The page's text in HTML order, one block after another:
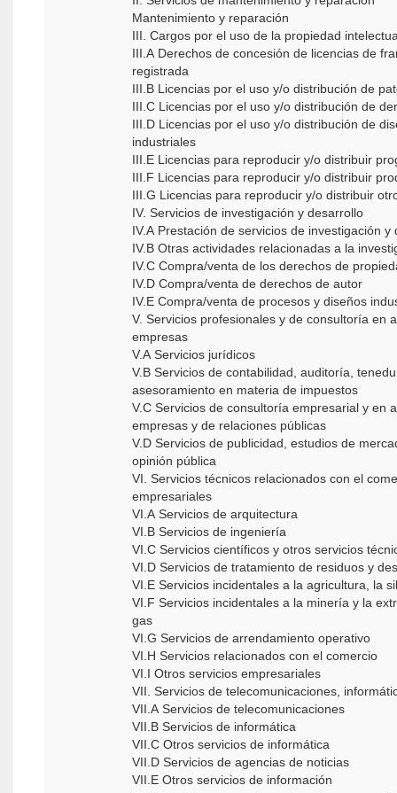
Mantenimiento y reparación
III. Cargos por el uso de la propiedad
III.A Derechos de concesión de licencias de
registrada
III.B Licencias por el uso y/o distribución de
III.C Licencias por el uso y/o distribución de
III.D Licencias por el uso y/o distribución de
industriales
III.E Licencias para reproducir y/o distribuir
III.F Licencias para reproducir y/o distribuir
III.G Licencias para reproducir y/o distribuir
IV. Servicios de investigación y desarrollo
IV.A Prestación de servicios de investigación
IV.B Otras actividades relacionadas a la
IV.C Compra/venta de los derechos de
IV.D Compra/venta de derechos de autor
IV.E Compra/venta de procesos y diseños
V. Servicios profesionales y de consultoría en
empresas
V.A Servicios jurídicos
V.B Servicios de contabilidad, auditoría,
asesoramiento en materia de impuestos
V.C Servicios de consultoría empresarial y en
empresas y de relaciones públicas
V.D Servicios de publicidad, estudios de
opinión pública
VI. Servicios técnicos relacionados con el
empresariales
VI.A Servicios de arquitectura
VI.B Servicios de ingeniería
VI.C Servicios científicos y otros servicios
VI.D Servicios de tratamiento de residuos y
VI.E Servicios incidentales a la agricultura, la
VI.F Servicios incidentales a la minería y la
gas
VI.G Servicios de arrendamiento operativo
VI.H Servicios relacionados con el comercio
VI.I Otros servicios empresariales
VII. Servicios de telecomunicaciones,
VII.A Servicios de telecomunicaciones
VII.B Servicios de informática
VII.C Otros servicios de informática
VII.D Servicios de agencias de noticias
VII.E Otros servicios de información